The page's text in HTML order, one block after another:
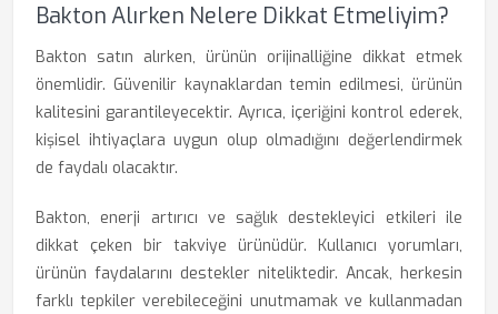
Bakton Alırken Nelere Dikkat Etmeliyim?
Bakton satın alırken, ürünün orijinalliğine dikkat etmek
önemlidir. Güvenilir kaynaklardan temin edilmesi, ürünün
kalitesini garantileyecektir. Ayrıca, içeriğini kontrol ederek,
kişisel ihtiyaçlara uygun olup olmadığını değerlendirmek
de faydalı olacaktır.
Bakton, enerji artırıcı ve sağlık destekleyici etkileri ile
dikkat çeken bir takviye ürünüdür. Kullanıcı yorumları,
ürünün faydalarını destekler niteliktedir. Ancak, herkesin
farklı tepkiler verebileceğini unutmamak ve kullanmadan